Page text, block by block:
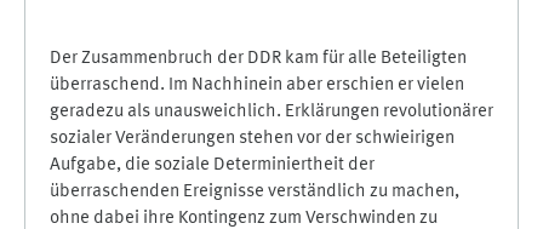
Der Zusammenbruch der DDR kam für alle Beteiligten
überraschend. Im Nachhinein aber erschien er vielen
geradezu als unausweichlich. Erklärungen revolutionärer
sozialer Veränderungen stehen vor der schwieirigen
Aufgabe, die soziale Determiniertheit der
überraschenden Ereignisse verständlich zu machen,
ohne dabei ihre Kontingenz zum Verschwinden zu